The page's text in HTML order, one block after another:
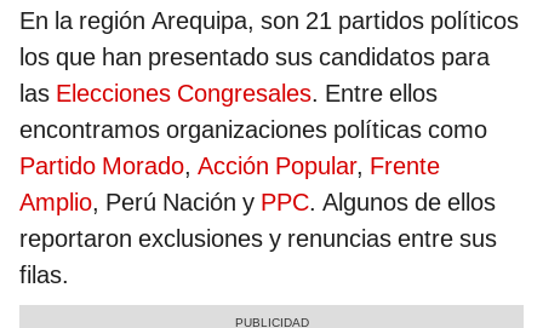
En la región Arequipa, son 21 partidos políticos
los que han presentado sus candidatos para
las Elecciones Congresales. Entre ellos
encontramos organizaciones políticas como
Partido Morado, Acción Popular, Frente
Amplio, Perú Nación y PPC. Algunos de ellos
reportaron exclusiones y renuncias entre sus
filas.